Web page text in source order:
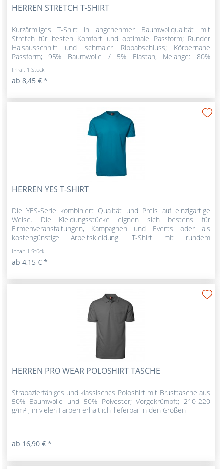
HERREN STRETCH T-SHIRT
Kurzärmliges T-Shirt in angenehmer Baumwollqualität mit
Stretch für besten Komfort und optimale Passform; Runder
Halsausschnitt und schmaler Rippabschluss; Körpernahe
Passform; 95% Baumwolle / 5% Elastan, Melange: 80%
Inhalt 1 Stück
ab 8,45 € *
HERREN YES T-SHIRT
Die YES-Serie kombiniert Qualität und Preis auf einzigartige
Weise. Die Kleidungsstücke eignen sich bestens für
Firmenveranstaltungen, Kampagnen und Events oder als
kostengünstige Arbeitskleidung. T-Shirt mit rundem
Inhalt 1 Stück
ab 4,15 € *
HERREN PRO WEAR POLOSHIRT TASCHE
Strapazierfähiges und klassisches Poloshirt mit Brusttasche aus
50% Baumwolle und 50% Polyester; Vorgekrümpft; 210-220
g/m² ; in vielen Farben erhältlich; lieferbar in den Größen
ab 16,90 € *